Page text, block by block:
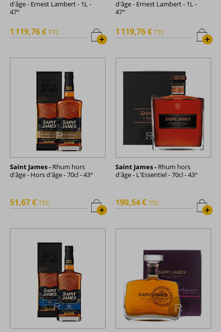
d'âge - Ernest Lambert - 1L -
47°
+
1 119,76 € TTC
d'âge - Ernest Lambert - 1L -
47°
+
1 119,76 € TTC
Saint James - Rhum hors
d'âge - Hors d'âge - 70cl - 43°
+
51,67 € TTC
Saint James - Rhum hors
d'âge - L'Essentiel - 70cl - 43°
+
190,54 € TTC